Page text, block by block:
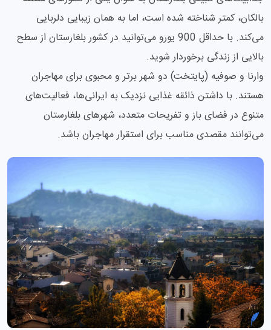
بالکان، کمتر شناخته شده است، اما به همان زیبایی دلربایی
می‌کند. با حداقل 900 یورو می‌توانید در کشور بلغارستان از سطح
بالایی از زندگی برخوردار شوید.
وارنا و صوفیه (پایتخت) دو شهر برتر و محبوی برای مهاجران
هستند. با داشتن ذائقه غذایی نزدیک به ایرانی‌ها، فعالیت‌های
متنوع در فضای باز و تفریحات متعدد، شهرهای بلغارستان
می‌توانند مقصدی مناسب برای استقرار مهاجران باشد.